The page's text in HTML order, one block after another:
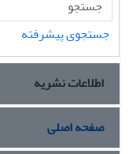
جستجوی پیشرفته
اطلاعات نشریه
صفحه اصلی